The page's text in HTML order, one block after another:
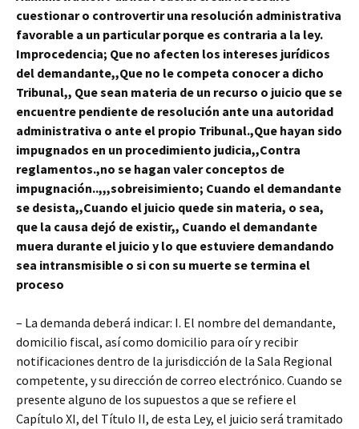
cuestionar o controvertir una resolución administrativa
favorable a un particular porque es contraria a la ley.
Improcedencia; Que no afecten los intereses jurídicos
del demandante,,Que no le competa conocer a dicho
Tribunal,, Que sean materia de un recurso o juicio que se
encuentre pendiente de resolución ante una autoridad
administrativa o ante el propio Tribunal.,Que hayan sido
impugnados en un procedimiento judicia,,Contra
reglamentos.,no se hagan valer conceptos de
impugnación..,,,sobreisimiento; Cuando el demandante
se desista,,Cuando el juicio quede sin materia, o sea,
que la causa dejó de existir,, Cuando el demandante
muera durante el juicio y lo que estuviere demandando
sea intransmisible o si con su muerte se termina el
proceso
– La demanda deberá indicar: I. El nombre del demandante,
domicilio fiscal, así como domicilio para oír y recibir
notificaciones dentro de la jurisdicción de la Sala Regional
competente, y su dirección de correo electrónico. Cuando se
presente alguno de los supuestos a que se refiere el
Capítulo XI, del Título II, de esta Ley, el juicio será tramitado